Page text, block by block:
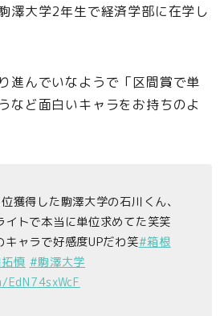
澤大学2年生で経済学部に在学し
進んでいなようで「区間賞で単
など面白いキャラをお持ちのよ
獲得した駒澤大学の石川くん、
イトで本当に単位求めてた笑笑
キャラで好感度UPだわ笑#箱根
慎 #駒澤大学